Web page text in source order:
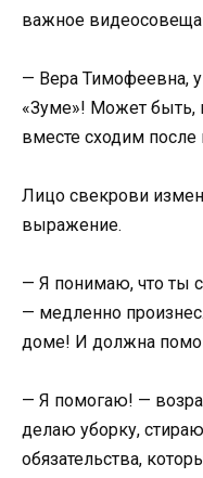
важное
— Вера Тимофеевна,
«Зуме»! Может быть,
вместе сходим
Лицо свекрови
выражение.
— Я понимаю, что ты
— медленно
доме! И должна
— Я помогаю! —
делаю уборку,
обязательства,